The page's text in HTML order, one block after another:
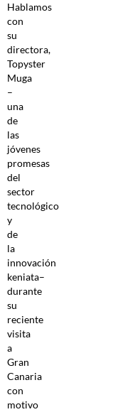
Hablamos
con
su
directora,
Topyster
Muga
–
una
de
las
jóvenes
promesas
del
sector
tecnológico
y
de
la
innovación
keniata–
durante
su
reciente
visita
a
Gran
Canaria
con
motivo